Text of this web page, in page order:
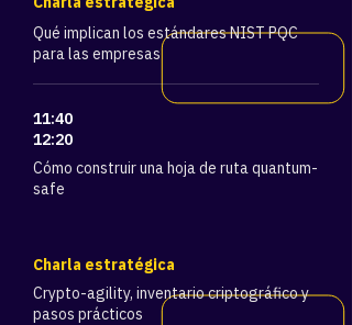
Qué implican los estándares NIST PQC
para las empresas
11:40
12:20
Cómo construir una hoja de ruta quantum-
safe
Charla estratégica
Crypto-agility, inventario criptográfico y
pasos prácticos